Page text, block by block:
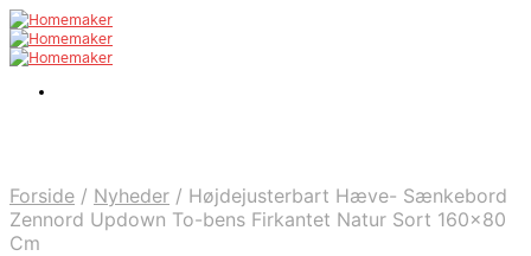
Forside / Nyheder / Højdejusterbart Hæve- Sænkebord
Zennord Updown To-bens Firkantet Natur Sort 160×80
Cm